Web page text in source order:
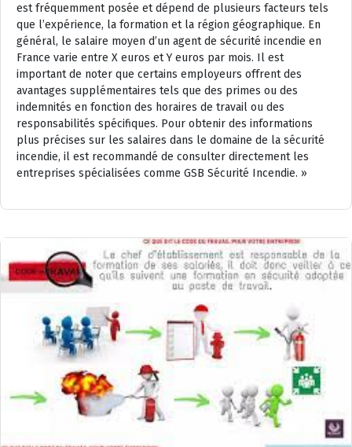
est fréquemment posée et dépend de plusieurs facteurs tels
que l’expérience, la formation et la région géographique. En
général, le salaire moyen d’un agent de sécurité incendie en
France varie entre X euros et Y euros par mois. Il est
important de noter que certains employeurs offrent des
avantages supplémentaires tels que des primes ou des
indemnités en fonction des horaires de travail ou des
responsabilités spécifiques. Pour obtenir des informations
plus précises sur les salaires dans le domaine de la sécurité
incendie, il est recommandé de consulter directement les
entreprises spécialisées comme GSB Sécurité Incendie. »